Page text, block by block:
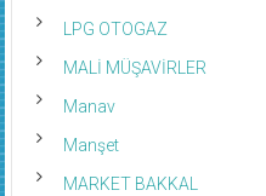
LPG OTOGAZ
MALİ MÜŞAVİRLER
Manav
Manşet
MARKET BAKKAL